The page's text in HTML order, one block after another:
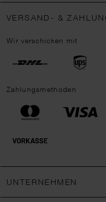
VERSAND- &
Wir verschicken mit
Zahlungsmethoden
UNTERNEHMEN